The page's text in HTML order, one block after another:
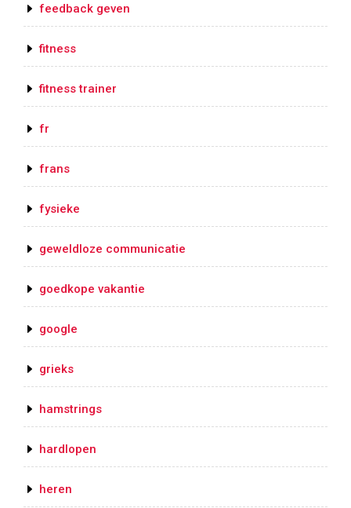
feedback geven
fitness
fitness trainer
fr
frans
fysieke
geweldloze communicatie
goedkope vakantie
google
grieks
hamstrings
hardlopen
heren